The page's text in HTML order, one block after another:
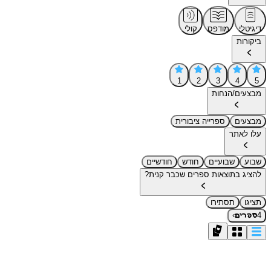
דיגיטלי מודפס
קולי
ביקורות
5
4
3
2
1
מבצעים/הנחות
מבצעים
ספרייה ציבורית
עלו לאתר
שבוע שבועיים חודש
חודשיים
להציג בתוצאות ספרים שכבר קנית?
תציגו
תסתירו
4ספרים›